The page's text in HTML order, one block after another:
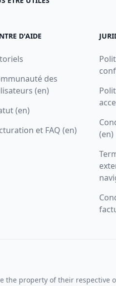
D'AIDE
des
(en)
(en)
et FAQ (en)
(en)
the property of their respective